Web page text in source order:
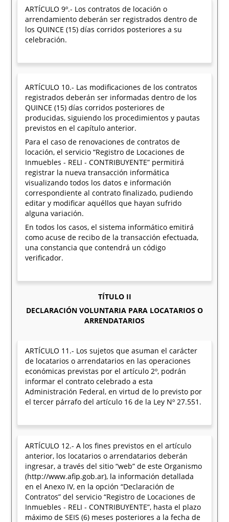
ARTÍCULO 9º.- Los contratos de locación o
arrendamiento deberán ser registrados dentro de
los QUINCE (15) días corridos posteriores a su
celebración.
ARTÍCULO 10.- Las modificaciones de los contratos
registrados deberán ser informadas dentro de los
QUINCE (15) días corridos posteriores de
producidas, siguiendo los procedimientos y pautas
previstos en el capítulo anterior.
Para el caso de renovaciones de contratos de
locación, el servicio “Registro de Locaciones de
Inmuebles - RELI - CONTRIBUYENTE” permitirá
registrar la nueva transacción informática
visualizando todos los datos e información
correspondiente al contrato finalizado, pudiendo
editar y modificar aquéllos que hayan sufrido
alguna variación.
En todos los casos, el sistema informático emitirá
como acuse de recibo de la transacción efectuada,
una constancia que contendrá un código
verificador.
TÍTULO II
DECLARACIÓN VOLUNTARIA PARA LOCATARIOS O
ARRENDATARIOS
ARTÍCULO 11.- Los sujetos que asuman el carácter
de locatarios o arrendatarios en las operaciones
económicas previstas por el artículo 2º, podrán
informar el contrato celebrado a esta
Administración Federal, en virtud de lo previsto por
el tercer párrafo del artículo 16 de la Ley Nº 27.551.
ARTÍCULO 12.- A los fines previstos en el artículo
anterior, los locatarios o arrendatarios deberán
ingresar, a través del sitio “web” de este Organismo
(http://www.afip.gob.ar), la información detallada
en el Anexo IV, en la opción “Declaración de
Contratos” del servicio “Registro de Locaciones de
Inmuebles - RELI - CONTRIBUYENTE”, hasta el plazo
máximo de SEIS (6) meses posteriores a la fecha de